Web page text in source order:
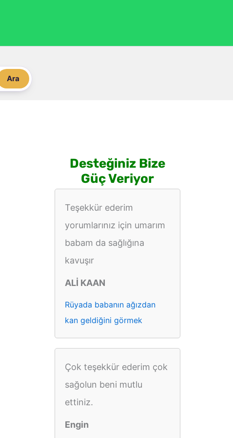
Ara
Desteğiniz Bize
Güç Veriyor
Teşekkür ederim
yorumlarınız için umarım
babam da sağlığına
kavuşır
ALİ KAAN
Rüyada babanın ağızdan
kan geldiğini görmek
Çok teşekkür ederim çok
sağolun beni mutlu
ettiniz.
Engin